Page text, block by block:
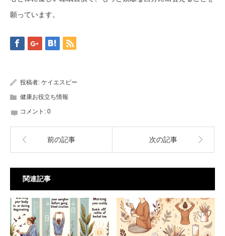
願っています。
投稿者: ケイエスビー
健康お役立ち情報
コメント: 0
前の記事 次の記事
関連記事